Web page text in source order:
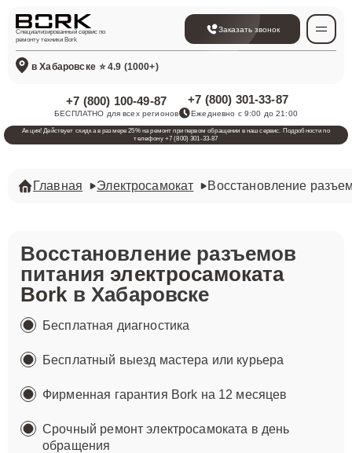
Специализированный сервис по
ремонту техники Bork
Заказать звонок
в Хабаровске ⭐ 4.9 (1000+)
+7 (800) 100-49-87
БЕСПЛАТНО для всех регионов
+7 (800) 301-33-87
Ежедневно с 9:00 до 21:00
Акция! Действует скидка в размере 25% на ремонт при первом обращении в наш сервис. Подробности по
телефону +7 (800) 301-33-87
Главная Электросамокат Восстановление
Восстановление разъемов
питанияэлектросамоката
Borkв Хабаровске
Бесплатная диагностика
Бесплатный выезд мастера или курьера
Фирменная гарантия Bork на 12 месяцев
Срочный ремонт электросамоката в день
обращения